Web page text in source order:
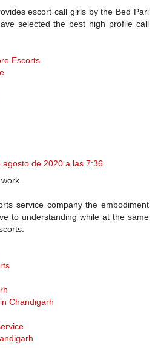
escort call girls by the Bed Pari
selected the best high profile call
Escorts
agosto de 2020 a las 7:36
service company the embodiment
to understanding while at the same
Chandigarh